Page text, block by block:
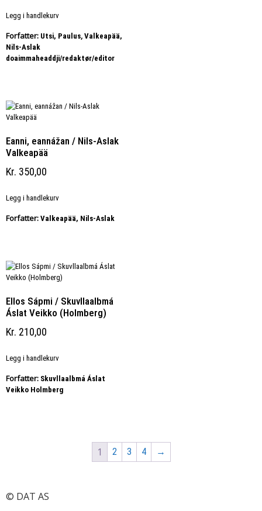
Legg i handlekurv
Forfatter: Utsi, Paulus, Valkeapää,
Nils-Aslak
doaimmaheaddji/redaktør/editor
Eanni, eannážan / Nils-Aslak
Valkeapää
Kr 350,00
Legg i handlekurv
Forfatter: Valkeapää, Nils-Aslak
Ellos Sápmi / Skuvllaalbmá
Áslat Veikko (Holmberg)
Kr 210,00
Legg i handlekurv
Forfatter: Skuvllaalbmá Áslat
Veikko Holmberg
1 2 3 4 →
© DAT AS